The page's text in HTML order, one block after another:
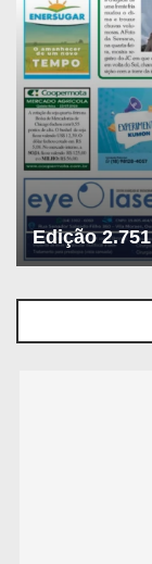
Edição 2.751